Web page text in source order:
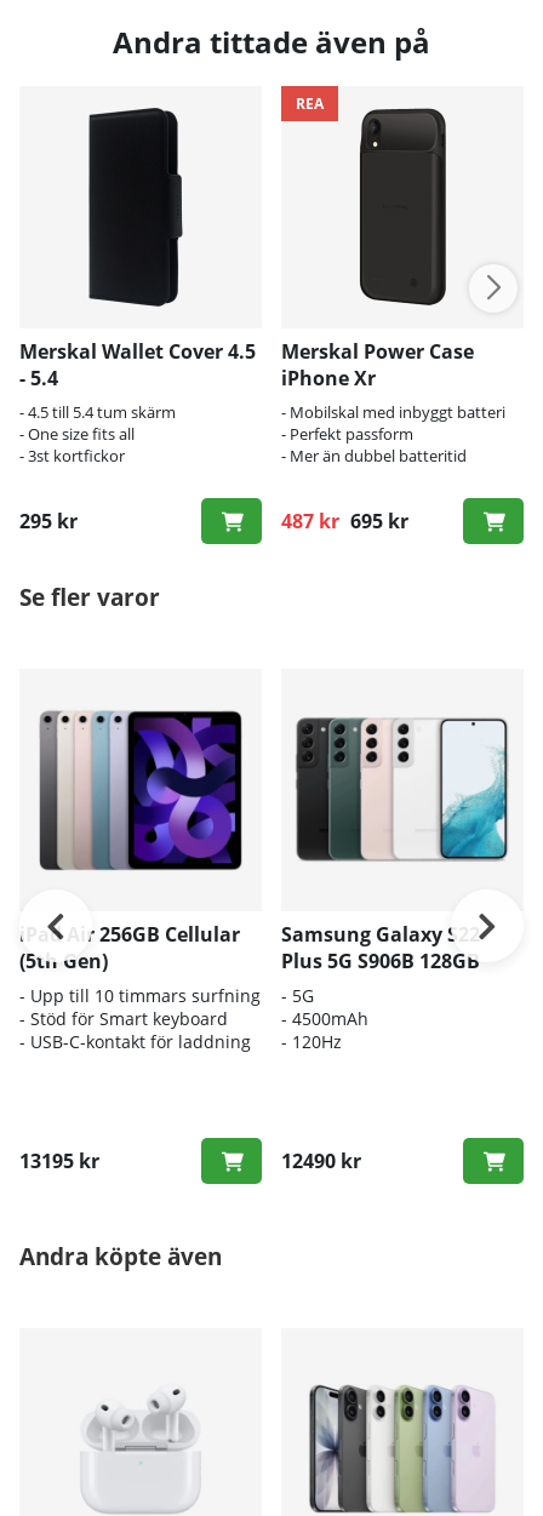
Andra tittade även på
Merskal Wallet Cover 4.5
- 5.4
- 4.5 till 5.4 tum skärm
- One size fits all
- 3st kortfickor
295 kr
REA
Merskal Power Case
iPhone Xr
- Mobilskal med inbyggt batteri
- Perfekt passform
- Mer än dubbel batteritid
487 kr 695 kr
Ordinarie pris:
Se fler varor
iPad Air 256GB Cellular
(5th Gen)
- Upp till 10 timmars surfning
- Stöd för Smart keyboard
- USB-C-kontakt för laddning
13195 kr
Samsung Galaxy S22
Plus 5G S906B 128GB
- 5G
- 4500mAh
- 120Hz
12490 kr
Andra köpte även